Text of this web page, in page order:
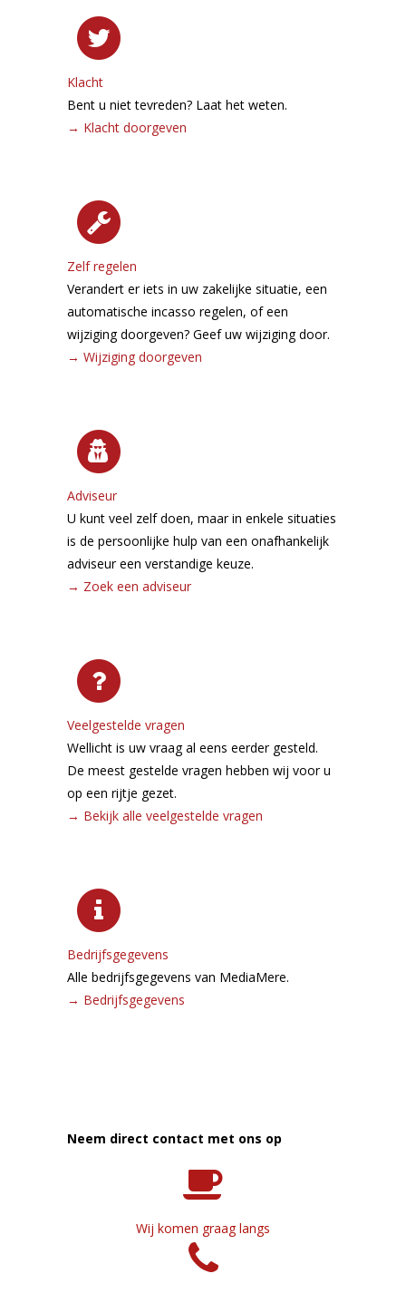
Klacht
Bent u niet tevreden? Laat het weten.
→ Klacht doorgeven
Zelf regelen
Verandert er iets in uw zakelijke situatie, een
automatische incasso regelen, of een
wijziging doorgeven? Geef uw wijziging door.
→ Wijziging doorgeven
Adviseur
U kunt veel zelf doen, maar in enkele situaties
is de persoonlijke hulp van een onafhankelijk
adviseur een verstandige keuze.
→ Zoek een adviseur
Veelgestelde vragen
Wellicht is uw vraag al eens eerder gesteld.
De meest gestelde vragen hebben wij voor u
op een rijtje gezet.
→ Bekijk alle veelgestelde vragen
Bedrijfsgegevens
Alle bedrijfsgegevens van MediaMere.
→ Bedrijfsgegevens
Neem direct contact met ons op
Wij komen graag langs